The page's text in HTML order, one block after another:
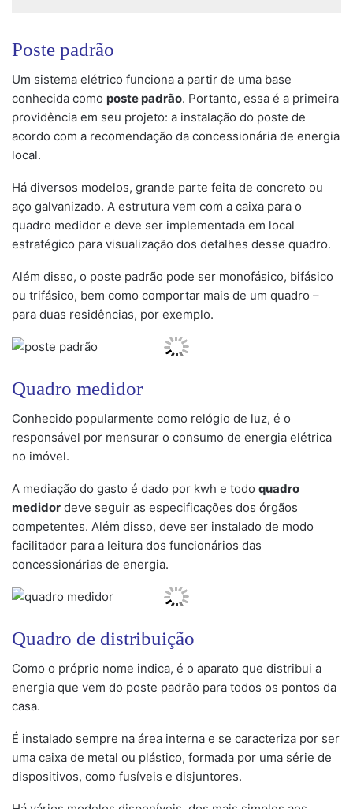
Poste padrão
Um sistema elétrico funciona a partir de uma base
conhecida como poste padrão. Portanto, essa é a primeira
providência em seu projeto: a instalação do poste de
acordo com a recomendação da concessionária de energia
local.
Há diversos modelos, grande parte feita de concreto ou
aço galvanizado. A estrutura vem com a caixa para o
quadro medidor e deve ser implementada em local
estratégico para visualização dos detalhes desse quadro.
Além disso, o poste padrão pode ser monofásico, bifásico
ou trifásico, bem como comportar mais de um quadro –
para duas residências, por exemplo.
Quadro medidor
Conhecido popularmente como relógio de luz, é o
responsável por mensurar o consumo de energia elétrica
no imóvel.
A mediação do gasto é dado por kwh e todo quadro
medidor deve seguir as especificações dos órgãos
competentes. Além disso, deve ser instalado de modo
facilitador para a leitura dos funcionários das
concessionárias de energia.
Quadro de distribuição
Como o próprio nome indica, é o aparato que distribui a
energia que vem do poste padrão para todos os pontos da
casa.
É instalado sempre na área interna e se caracteriza por ser
uma caixa de metal ou plástico, formada por uma série de
dispositivos, como fusíveis e disjuntores.